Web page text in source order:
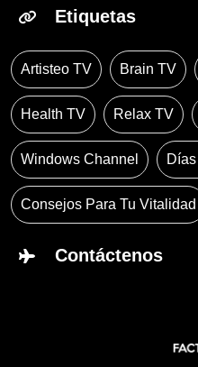
Etiquetas
Artisteo TV Brain TV
Health TV Relax TV
Windows Channel
Consejos Para Tu Vitalidad
Contáctenos